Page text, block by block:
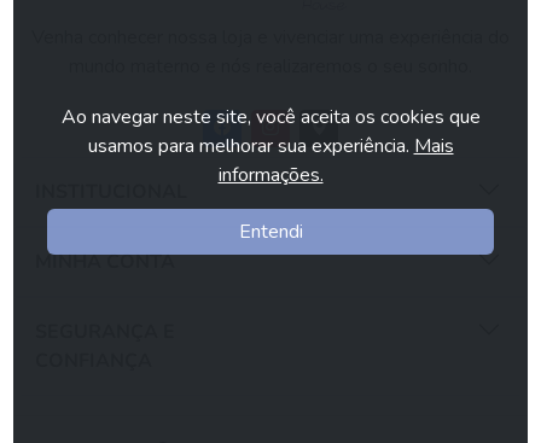
MINHA CONTA
Ao navegar neste site, você aceita os cookies que
usamos para melhorar sua experiência. Mais
informações.
Entendi